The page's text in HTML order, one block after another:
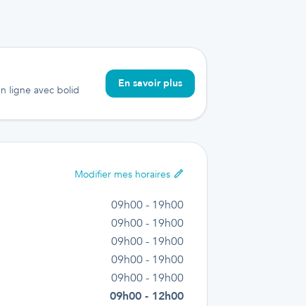
ligne avec bolid
En savoir plus
Modifier mes horaires
09h00 - 19h00
09h00 - 19h00
09h00 - 19h00
09h00 - 19h00
09h00 - 19h00
09h00 - 12h00